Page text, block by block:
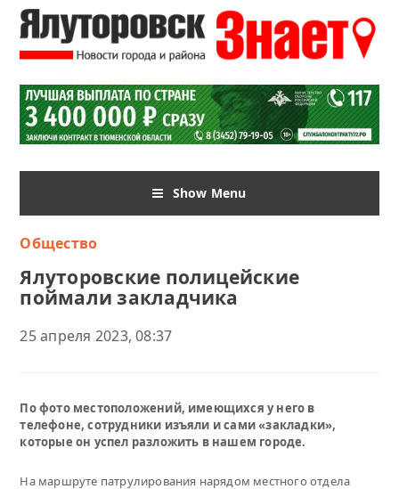
Show Menu
Общество
Ялуторовские полицейские
поймали закладчика
25 апреля 2023, 08:37
По фото местоположений, имеющихся у него в
телефоне, сотрудники изъяли и сами «закладки»,
которые он успел разложить в нашем городе.
На маршруте патрулирования нарядом местного отдела